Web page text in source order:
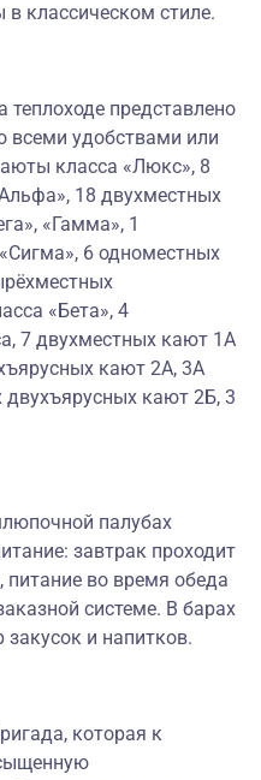
классическом стиле.
представлено
всеми удобствами или
класса «Люкс», 8
18 двухместных
«Гамма», 1
6 одноместных
«Бета», 4
7 двухместных кают 1А
кают 2А, 3А
двухъярусных кают 2Б, 3
палубах
завтрак проходит
питание во время обеда
системе. В барах
и напитков.
которая к